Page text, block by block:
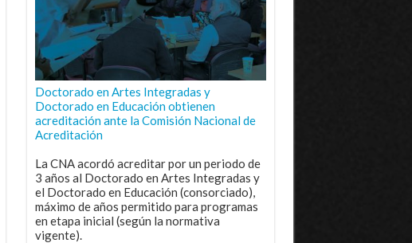
Doctorado en Artes Integradas y
Doctorado en Educación obtienen
acreditación ante la Comisión Nacional de
Acreditación
La CNA acordó acreditar por un periodo de
3 años al Doctorado en Artes Integradas y
el Doctorado en Educación (consorciado),
máximo de años permitido para programas
en etapa inicial (según la normativa
vigente).